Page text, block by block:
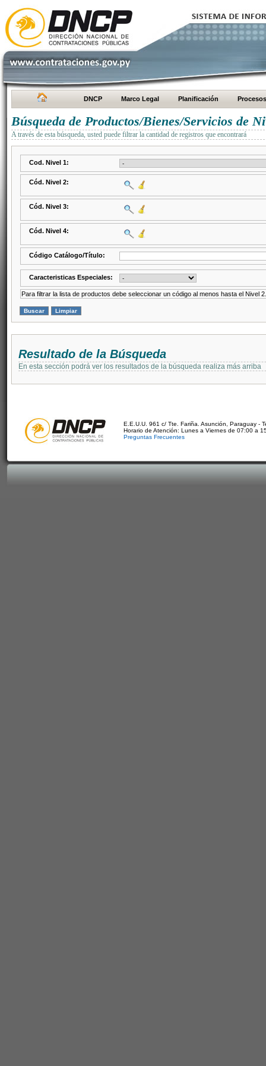
DNCP Marco Legal Planificación Procesos
Búsqueda de Productos/Bienes/Servicios de
A través de esta búsqueda, usted puede filtrar la cantidad de registros que encontrará
Cod. Nivel 1:
Cód. Nivel 2:
Cód. Nivel 3:
Cód. Nivel 4:
Código Catálogo/Título:
Caracteristicas Especiales:
Para filtrar la lista de productos debe seleccionar un código al menos hasta el Nivel 2.
Resultado de la Búsqueda
En esta sección podrá ver los resultados de la búsqueda realiza más arriba
E.E.U.U. 961 c/ Tte. Fariña. Asunción, Paraguay -
Horario de Atención: Lunes a Viernes de 07:00 a
Preguntas Frecuentes